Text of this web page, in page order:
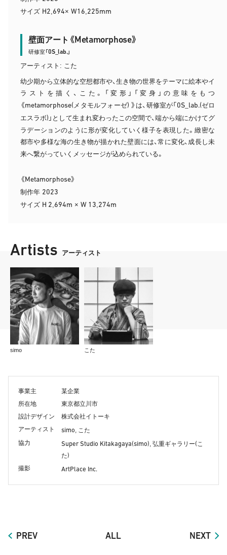
サイズ H2,694× W16,225mm
壁面アート《 Metamorphose》
研修室「0S_lab.」
アーティスト: こた
幼少期から立体的な空想都市や、生き物の世界をテーマに絵本やイ
ラストを描く、こた。「変形」「変身」の意味をもつ
《metamorphose(メタモルフォーゼ) 》は、研修室が「 0S_lab.(ゼロ
エスラボ) 」として生まれ変わったこの空間で、端から端にかけてグ
ラデーションのように形が変化していく様子を表現した。緻密な
都市や多様な海の生き物が描かれた壁面には、常に変化、成長し未
来へ繋がっていくメッセージが込められている。
《Metamorphose》
制作年 2023
サイズ H 2,694m × W 13,274m
Artists アーティスト
simo こた
事業主
某企業
所在地
東京都立川市
設計デザイン
株式会社イトーキ
アーティスト
simo, こた
協力
Super Studio Kitakagaya(simo), 弘重ギャラリー(こ
た)
撮影 ArtPlace Inc.
PREV ALL NEXT